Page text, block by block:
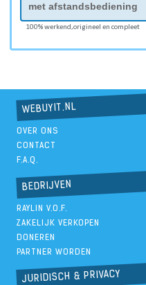
100% werkend,origineel en compleet
WEBUYIT.NL
OVER ONS
CONTACT
F.A.Q.
BEDRIJVEN
RAYLIN V.O.F.
ZAKELIJK VERKOPEN
DONEREN
PARTNER WORDEN
JURIDISCH & PRIVACY